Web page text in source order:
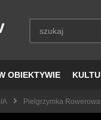
OBIEKTYWIE
Pielgrzymka